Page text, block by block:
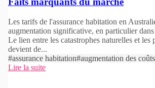
Les tarifs de l'assurance habitation en
augmentation significative, en particulier
Le lien entre les catastrophes naturelles et les
devient de...
#assurance habitation#augmentation des coûts
Lire la suite